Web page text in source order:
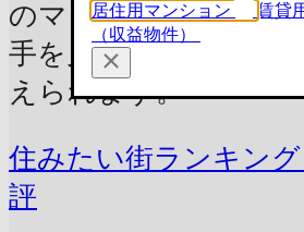
のマンションは、有
手を見つけられる可
えられます。
住みたい街ランキン
評
居住用マンション
賃貸
（収益物件）